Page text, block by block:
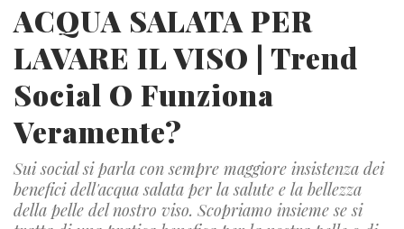
ACQUA SALATA PER
LAVARE IL VISO | Trend
Social O Funziona
Veramente?
Sui social si parla con sempre maggiore insistenza dei
benefici dell'acqua salata per la salute e la bellezza
della pelle del nostro viso. Scopriamo insieme se si